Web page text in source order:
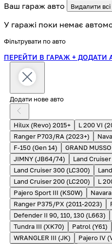
Ваш гараж авто Видалити всі
У гаражі поки немає
Фільтрувати по авто
ПЕРЕЙТИ В ГАРАЖ + ДОДАТИ
Додати нове авто
Hilux (Revo) 2015+ L 200 VI
Ranger P703/RA (2023+)
F-150 (Gen 14)
GRAND MUSSO
JIMNY (JB64/74)
Land
Land Cruiser 300 (LC300)
Land Cruiser 200 (LC200)
L
Pajero Sport III (KS0W)
Ranger P375/PX (2011-2023)
Defender II 90, 110, 130 (L663)
Tundra III (XK70)
Patrol (Y61)
WRANGLER III (JK)
Pajero IV